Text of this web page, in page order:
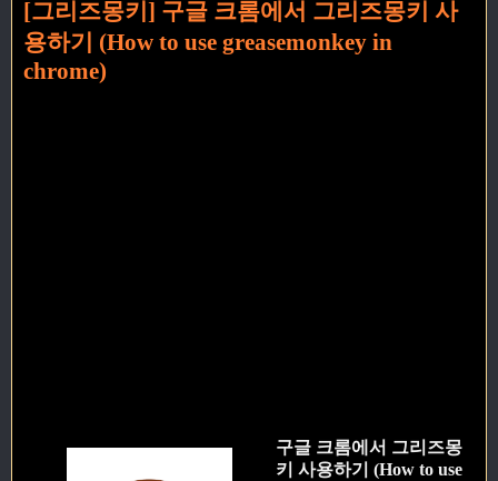
[그리즈몽키] 구글 크롬에서 그리즈몽키 사
용하기 (How to use greasemonkey in
chrome)
구글 크롬에서 그리즈몽
키 사용하기 (How to use